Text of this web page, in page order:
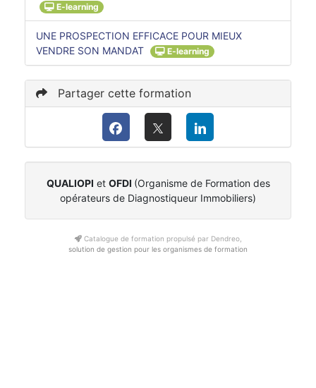
E-learning
UNE PROSPECTION EFFICACE POUR MIEUX
VENDRE SON MANDAT
E-learning
Partager cette formation
QUALIOPI et OFDI (Organisme de Formation des
opérateurs de Diagnostiqueur Immobiliers)
Catalogue de formation propulsé par Dendreo,
solution de gestion pour les organismes de formation